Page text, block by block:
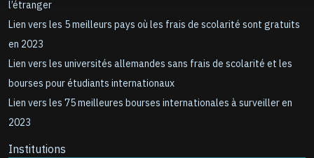
l’étranger
Lien vers les 5 meilleurs pays où les frais de scolarité sont gratuits
en 2023
Lien vers les universités allemandes sans frais de scolarité et les
bourses pour étudiants internationaux
Lien vers les 75 meilleures bourses internationales à surveiller en
2023
Institutions